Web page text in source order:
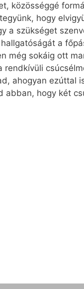
közösséggé
hogy
a szükséget
a
még sokáig ott
rendkívüli
ahogyan ezúttal
abban, hogy két